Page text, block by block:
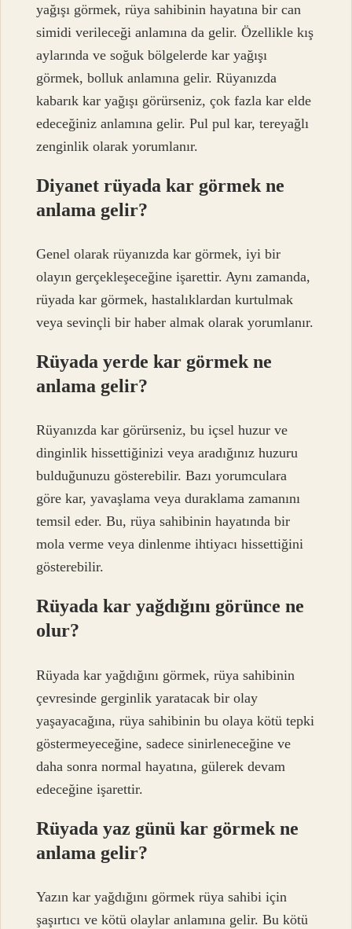
yağışı görmek, rüya sahibinin hayatına bir can
simidi verileceği anlamına da gelir. Özellikle kış
aylarında ve soğuk bölgelerde kar yağışı
görmek, bolluk anlamına gelir. Rüyanızda
kabarık kar yağışı görürseniz, çok fazla kar elde
edeceğiniz anlamına gelir. Pul pul kar, tereyağlı
zenginlik olarak yorumlanır.
Diyanet rüyada kar görmek ne
anlama gelir?
Genel olarak rüyanızda kar görmek, iyi bir
olayın gerçekleşeceğine işarettir. Aynı zamanda,
rüyada kar görmek, hastalıklardan kurtulmak
veya sevinçli bir haber almak olarak yorumlanır.
Rüyada yerde kar görmek ne
anlama gelir?
Rüyanızda kar görürseniz, bu içsel huzur ve
dinginlik hissettiğinizi veya aradığınız huzuru
bulduğunuzu gösterebilir. Bazı yorumculara
göre kar, yavaşlama veya duraklama zamanını
temsil eder. Bu, rüya sahibinin hayatında bir
mola verme veya dinlenme ihtiyacı hissettiğini
gösterebilir.
Rüyada kar yağdığını görünce ne
olur?
Rüyada kar yağdığını görmek, rüya sahibinin
çevresinde gerginlik yaratacak bir olay
yaşayacağına, rüya sahibinin bu olaya kötü tepki
göstermeyeceğine, sadece sinirleneceğine ve
daha sonra normal hayatına, gülerek devam
edeceğine işarettir.
Rüyada yaz günü kar görmek ne
anlama gelir?
Yazın kar yağdığını görmek rüya sahibi için
şaşırtıcı ve kötü olaylar anlamına gelir. Bu kötü